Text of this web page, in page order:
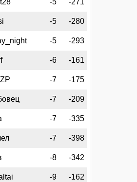
-5 -271
-5 -280
-5 -293
-6 -161
-7 -175
-7 -209
-7 -335
-7 -398
-8 -342
-9 -162